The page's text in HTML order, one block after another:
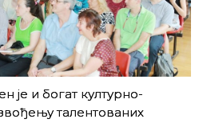
је и богат културно-
талентованих